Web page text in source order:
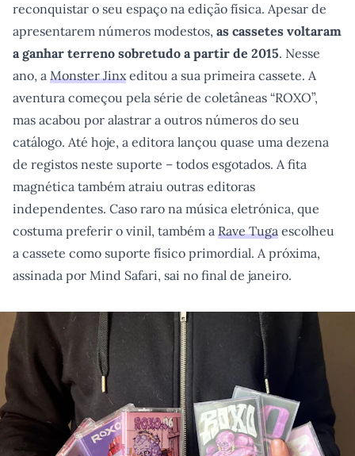
reconquistar o seu espaço na edição física. Apesar de
apresentarem números modestos, as cassetes voltaram
a ganhar terreno sobretudo a partir de 2015. Nesse
ano, a Monster Jinxeditou a sua primeira cassete. A
aventura começou pela série de coletâneas “ROXO”,
mas acabou por alastrar a outros números do seu
catálogo. Até hoje, a editora lançou quase uma dezena
de registos neste suporte – todos esgotados. A fita
magnética também atraiu outras editoras
independentes. Caso raro na música eletrónica, que
costuma preferir o vinil, também a Rave Tuga escolheu
a cassete como suporte físico primordial. A próxima,
assinada por Mind Safari, sai no final de janeiro.